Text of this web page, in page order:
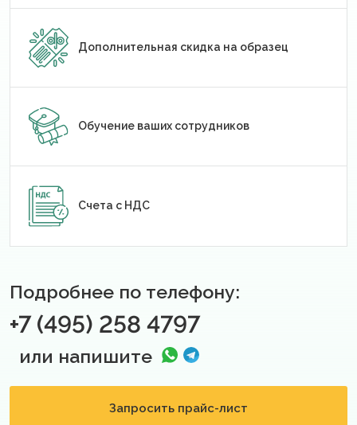
Дополнительная скидка на образец
Обучение ваших сотрудников
Счета с НДС
Подробнее по телефону:
+7 (495) 258 4797
или напишите
Запросить прайс-лист